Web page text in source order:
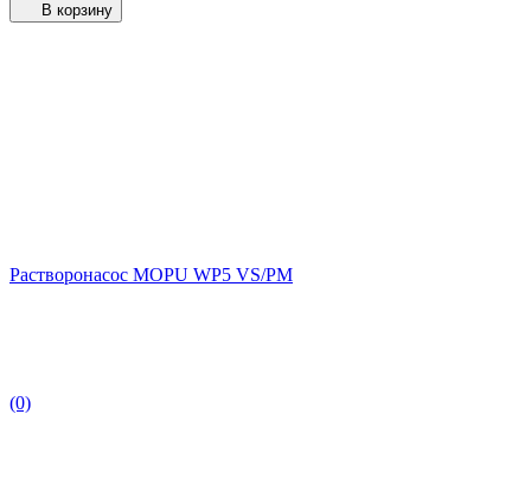
В корзину
Растворонасос MOPU WP5 VS/PM
(0)